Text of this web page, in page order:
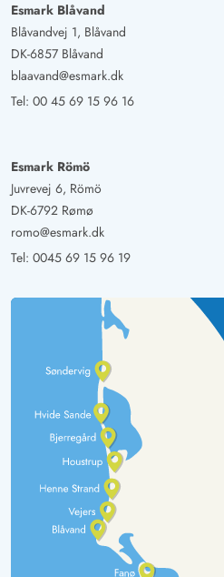
Esmark Blåvand
Blåvandvej 1, Blåvand
DK-6857 Blåvand
blaavand@esmark.dk
Tel: 00 45 69 15 96 16
Esmark Römö
Juvrevej 6, Römö
DK-6792 Rømø
romo@esmark.dk
Tel: 0045 69 15 96 19